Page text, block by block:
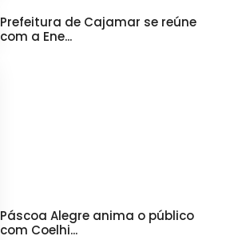
Prefeitura de Cajamar se reúne
com a Ene...
Páscoa Alegre anima o público
com Coelhi...